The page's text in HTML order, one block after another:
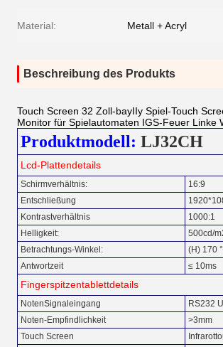
Material: Metall + Acryl
Beschreibung des Produkts
Touch Screen 32 Zoll-bayIIy Spiel-Touch
Monitor für Spielautomaten IGS-Feuer Linke
Produktmodell: LJ32CH
Lcd-Plattendetails
Schirmverhältnis:
16:9
Entschließung
Kontrastverhältnis
1000:1
Helligkeit:
500cd/
Betrachtungs-Winkel:
(H) 170
Antwortzeit
≤ 10ms
Fingerspitzentablettdetails
NotenSignaleingang
RS232
Noten-Empfindlichkeit
>3mm
Touch Screen